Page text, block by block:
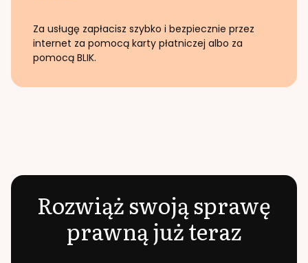
Za usługę zapłacisz szybko i bezpiecznie przez
internet za pomocą karty płatniczej albo za
pomocą BLIK.
Rozwiąż swoją sprawę
prawną już teraz